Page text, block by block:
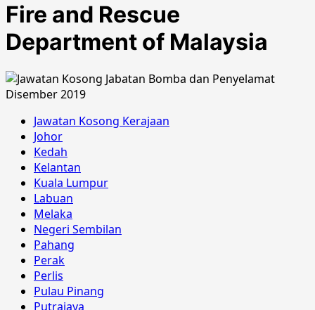
Fire and Rescue
Department of Malaysia
Jawatan Kosong Kerajaan
Johor
Kedah
Kelantan
Kuala Lumpur
Labuan
Melaka
Negeri Sembilan
Pahang
Perak
Perlis
Pulau Pinang
Putrajaya